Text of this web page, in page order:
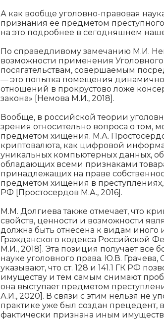
А как вообще уголовно-правовая
признания ее предметом
на это подробнее в сегодняшнем
По справедливому замечанию М.И.
возможности применения
посягательствам, совершаемым
— это попытка помещения
отношений в прокрустово ложе
закона» [Немова М.И., 2018].
Вообще, в российской теории
зрения относительно вопроса о том,
предметом хищения. М.А.
криптовалюта, как цифровой
уникальных компьютерных данных,
обладающих всеми признаками
принадлежащих на праве
предметом хищения в преступлениях,
РФ [Простосердов М.А., 2016].
М.М. Долгиева также отмечает, что
свойств, ценности и возможности
должна быть отнесена к видам иного
Гражданского кодекса Российской
М.И., 2018]. Эта позиция получает все
науке уголовного права. Ю.В.
указывают, что ст. 128 и 141.1 ГК РФ
имуществу и тем самым снимают
она выступает предметом
А.И., 2020]. В связи с этим нельзя не
практике уже был создан прецедент,
фактически признана иным